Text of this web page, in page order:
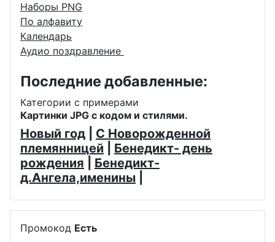
Наборы PNG
По алфавиту
Календарь
Аудио поздравление
Последние добавленные:
Категории с примерами
Картинки JPG с кодом и стилями.
Новый год
С Новорожденной
племянницей
Бенедикт- день
рождения
Бенедикт-
д.Ангела,именины
Промокод Есть